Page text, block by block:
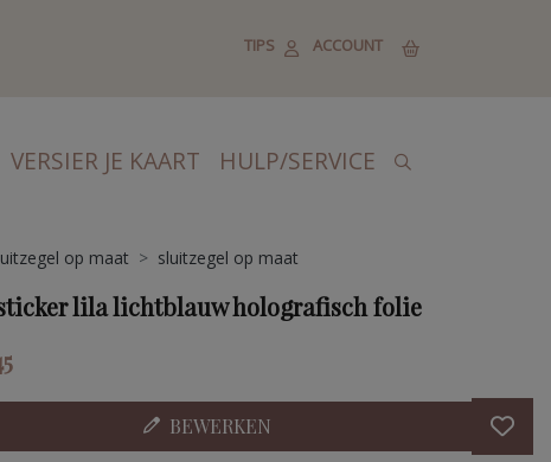
TIPS ACCOUNT
VERSIER JE KAART HULP/SERVICE
op maat sluitzegel op maat
lila lichtblauw holografisch folie
BEWERKEN